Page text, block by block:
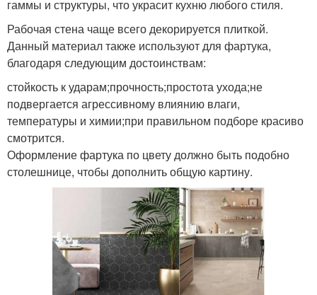
гаммы и структуры, что украсит кухню любого стиля.
Рабочая стена чаще всего декорируется плиткой.
Данный материал также используют для фартука,
благодаря следующим достоинствам:
стойкость к ударам;прочность;простота ухода;не
подвергается агрессивному влиянию влаги,
температуры и химии;при правильном подборе красиво
смотрится.
Оформление фартука по цвету должно быть подобно
столешнице, чтобы дополнить общую картину.